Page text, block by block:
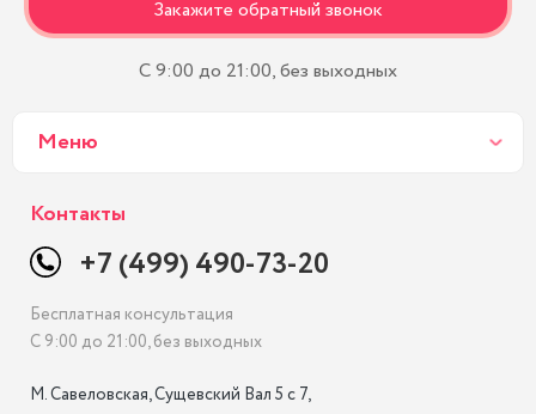
Закажите обратный звонок
С 9:00 до 21:00, без выходных
Меню
Контакты
+7 (499) 490-73-20
Бесплатная консультация
С 9:00 до 21:00, без выходных
М. Савеловская, Сущевский Вал 5 с 7,